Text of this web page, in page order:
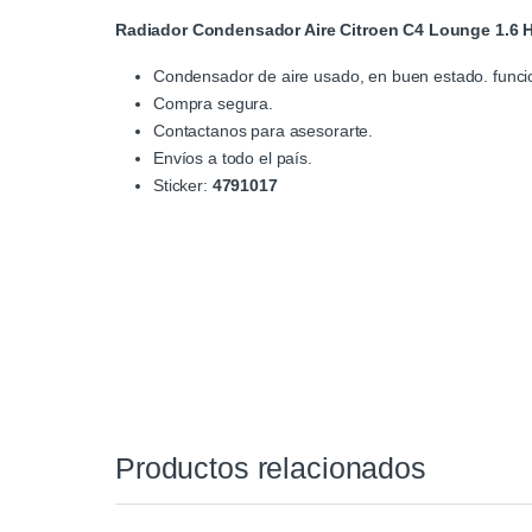
Radiador Condensador Aire Citroen C4 Lounge 1.6
Condensador de aire usado, en buen estado.
Compra segura.
Contactanos para asesorarte.
Envíos a todo el país.
Sticker: 4791017
Productos relacionados